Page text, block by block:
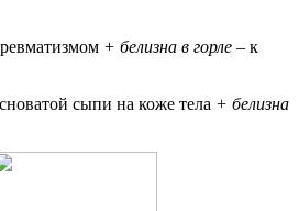
+ белизна в горле – к
сыпи на коже тела + белизна